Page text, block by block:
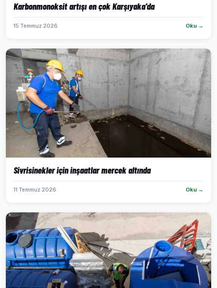
Karbonmonoksit artışı en çok Karşıyaka'da
15 Temmuz 2026 Oku →
Sivrisinekler için inşaatlar mercek altında
11 Temmuz 2026 Oku →